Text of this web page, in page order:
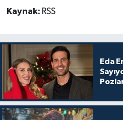
Kaynak: RSS
Eda